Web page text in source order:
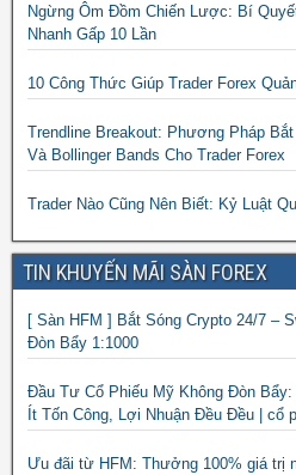
Ngừng Ôm Đồm Chiến Lược: Bí
Nhanh Gấp 10 Lần
10 Công Thức Giúp Trader Forex
Trendline Breakout: Phương Pháp
Và Bollinger Bands Cho Trader Forex
Trader Nào Cũng Nên Biết: Kỷ Luật
TIN KHUYẾN MÃI SÀN FOREX
[ Sàn HFM ] Bắt Sóng Crypto 24/7 –
Đòn Bẩy 1:1000
Đầu Tư Cổ Phiếu Mỹ Không Đòn
Ít Tốn Công, Lợi Nhuận Đều Đều | cổ
Ưu đãi từ HFM: Thưởng 100% giá trị